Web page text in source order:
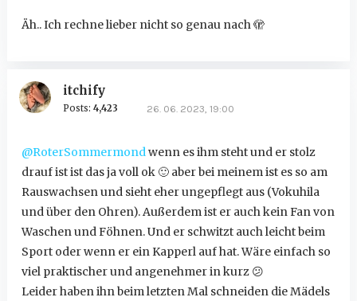
Äh.. Ich rechne lieber nicht so genau nach 🫣
itchify
Posts: 4,423 26. 06. 2023, 19:00
@RoterSommermondwenn es ihm steht und er stolz
drauf ist ist das ja voll ok🙂aber bei meinem ist es so am
Rauswachsen und sieht eher ungepflegt aus (Vokuhila
und über den Ohren). Außerdem ist er auch kein Fan von
Waschen und Föhnen. Und er schwitzt auch leicht beim
Sport oder wenn er ein Kapperl auf hat. Wäre einfach so
viel praktischer und angenehmer in kurz 😕
Leider haben ihn beim letzten Mal schneiden die Mädels